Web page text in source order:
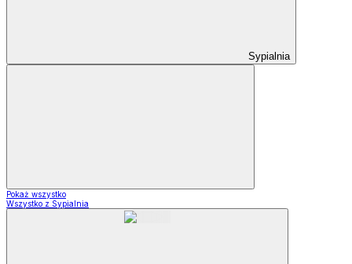
Sypialnia
Pokaż wszystko
Wszystko z Sypialnia